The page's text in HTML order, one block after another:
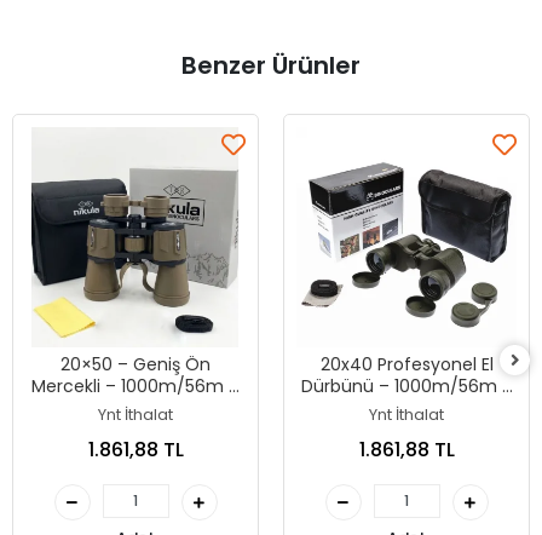
Benzer Ürünler
20×50 – Geniş Ön
Mercekli – 1000m/56m El
Dürbünü – Çöl Rengi
Ynt İthalat
1.861,88 TL
20x40 Profesyonel El
Dürbünü – 1000m/56m –
Yeşil
Ynt İthalat
1.861,88 TL